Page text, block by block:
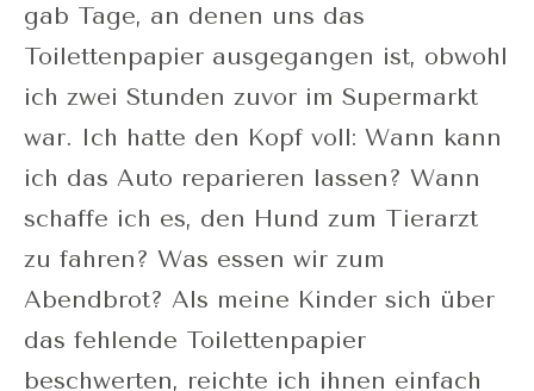
gab Tage, an denen uns das
Toilettenpapier ausgegangen ist, obwohl
ich zwei Stunden zuvor im Supermarkt
war. Ich hatte den Kopf voll: Wann kann
ich das Auto reparieren lassen? Wann
schaffe ich es, den Hund zum Tierarzt
zu fahren? Was essen wir zum
Abendbrot? Als meine Kinder sich über
das fehlende Toilettenpapier
beschwerten, reichte ich ihnen einfach